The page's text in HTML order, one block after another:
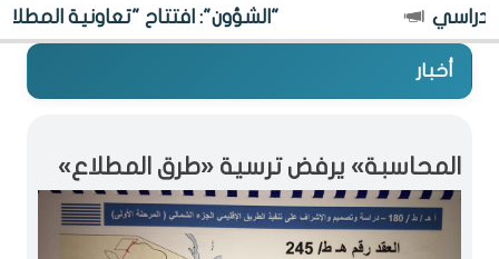
"الشؤون": افتتاح "تعاونية المطلاع" 27 أغسطس
أخبار
المحاسبة» يرفض ترسية «طرق المطلاع»